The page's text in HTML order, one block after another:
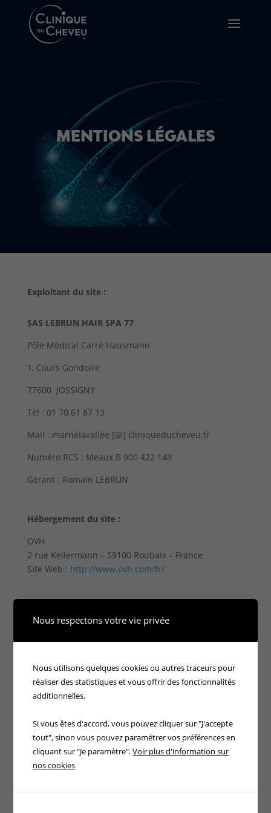
MENTIONS LÉGALES
Exploitant du site :
SAS LEBRUN HAIR SPA 77
Pôle Médical Carré Hausmann
1, Cours Gondoire
77600 JOSSIGNY
Tél : 01 70 61 87 13
Mail : marnelavallee [@] cliniqueducheveu.fr
Numéro RCS : Meaux B 900 422 148
Gérant : Romain LEBRUN
Hébergement du site :
OVH
2 rue Kellermann – 59100 Roubaix – France
Site Web : http://www.ovh.com/fr/
sitehttps://marnelavallee.cliniqueducheveu.fr
incluant, de façon non limitative, les graphismes,
images, textes, vidéos, animations, sons, logos, gifs et
exclusive de la société à l’exception des marques,
logos ou contenus appartenant à d’autres sociétés
partenaires ou auteurs.
adaptation, retransmission ou publication, même
Nous respectons votre vie privée
Nous utilisons quelques cookies ou autres traceurs pour
réaliser des statistiques et vous offrir des fonctionnalités
additionnelles.
Si vous êtes d'accord, vous pouvez cliquer sur "J'accepte
tout", sinon vous pouvez paramétrer vos préférences en
cliquant sur "Je paramètre".Voir plus d'information sur
nos cookies